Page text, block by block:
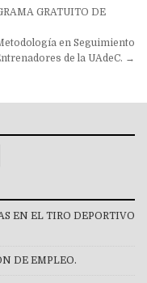
GRATUITO DE
en Seguimiento
de la UAdeC. →
EN EL TIRO DEPORTIVO
DE EMPLEO.